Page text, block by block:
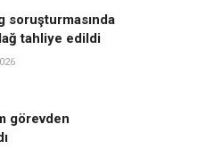
soruşturmasında
tahliye edildi
görevden